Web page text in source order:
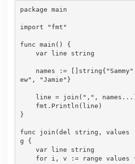
package main
import "fmt"
func main() {
ew", "Jamie"}
    line = join(",",
names...
}
func join(del string,
g {